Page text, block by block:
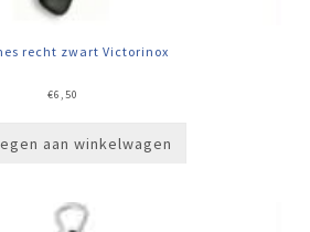
recht zwart Victorinox
€6,50
aan winkelwagen